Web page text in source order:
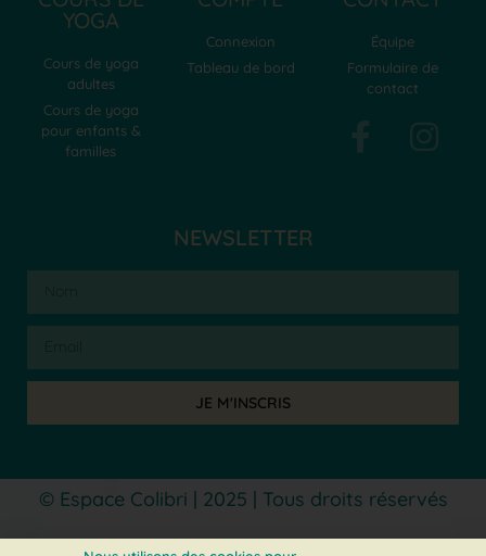
YOGA
Cours de yoga
adultes
Cours de yoga
pour enfants &
familles
Connexion
Tableau de bord
Équipe
Formulaire de
contact
NEWSLETTER
JE M'INSCRIS
© Espace Colibri | 2025 | Tous droits réservés
Mentions légales